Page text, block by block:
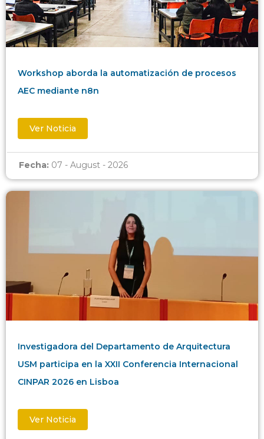
Workshop aborda la automatización de procesos
AEC mediante n8n
Ver Noticia
Fecha: 07 - August - 2026
Investigadora del Departamento de Arquitectura
USM participa en la XXII Conferencia Internacional
CINPAR 2026 en Lisboa
Ver Noticia